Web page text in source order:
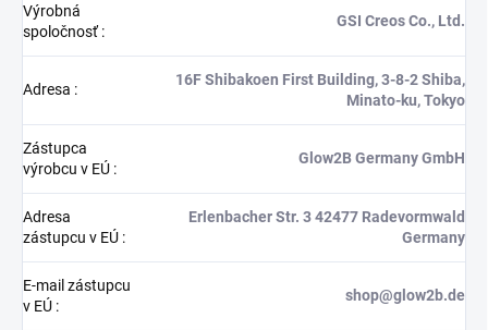
Výrobná
spoločnosť:
GSI Creos Co., Ltd.
Adresa :
16F Shibakoen First Building, 3-8-2 Shiba,
Minato-ku, Tokyo
Zástupca
výrobcu v EÚ :
Glow2B Germany GmbH
Adresa
zástupcu v EÚ :
Erlenbacher Str. 3 42477 Radevormwald
Germany
E-mail zástupcu
v EÚ :
shop@glow2b.de